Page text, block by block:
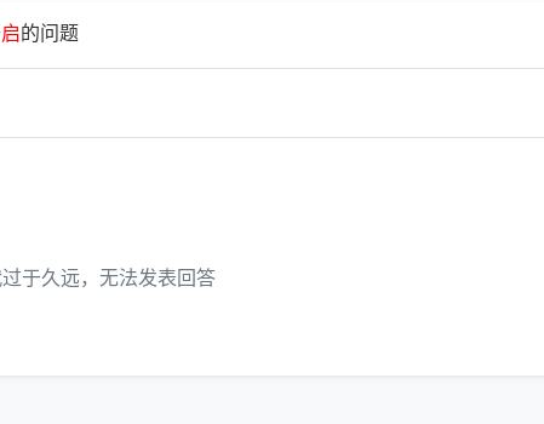
启的问题
于久远，无法发表回答